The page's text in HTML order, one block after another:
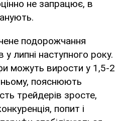
не запрацює, в
подорожчання
у липні наступного року.
можуть вирости у 1,5-2
пояснюють
трейдерів зросте,
попит і